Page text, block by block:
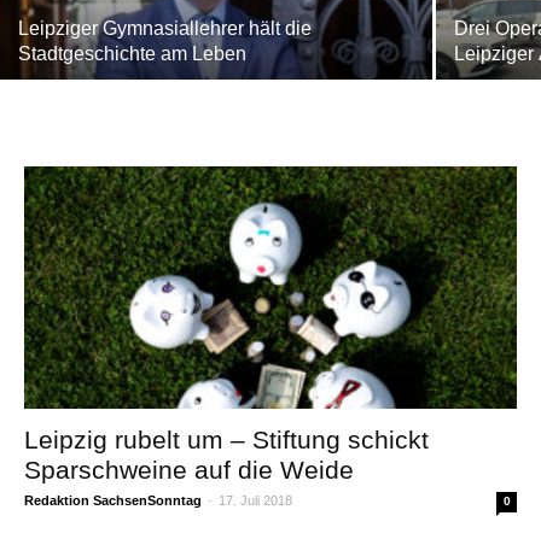
Leipziger Gymnasiallehrer hält die
Stadtgeschichte am Leben
Drei
Leipziger
Leipzig rubelt um – Stiftung schickt
Sparschweine auf die Weide
Redaktion SachsenSonntag - 17. Juli 2018 0